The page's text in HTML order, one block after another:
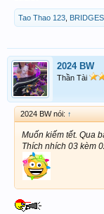
Tao Thao 123 BRIDGES
2024 BW
Thần Tài
2024 BW nói: ↑
Muốn kiếm tết. Qua
Thích nhích 03 kèm